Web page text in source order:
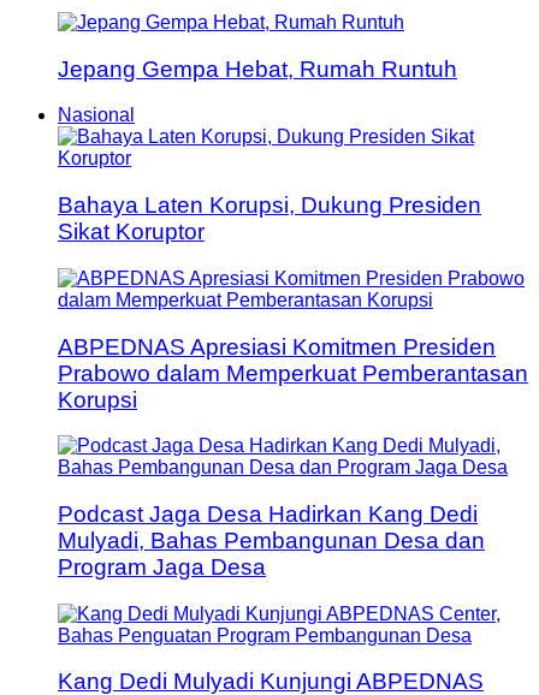
Jepang Gempa Hebat, Rumah Runtuh
Nasional
Bahaya Laten Korupsi, Dukung Presiden
Sikat Koruptor
ABPEDNAS Apresiasi Komitmen Presiden
Prabowo dalam Memperkuat Pemberantasan
Korupsi
Podcast Jaga Desa Hadirkan Kang Dedi
Mulyadi, Bahas Pembangunan Desa dan
Program Jaga Desa
Kang Dedi Mulyadi Kunjungi ABPEDNAS